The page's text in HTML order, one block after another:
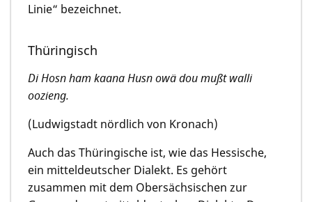
Linie“ bezeichnet.
Thüringisch
Di Hosn ham kaana Husn owä dou mußt walli
oozieng.
(Ludwigstadt nördlich von Kronach)
Auch das Thüringische ist, wie das Hessische,
ein mitteldeutscher Dialekt. Es gehört
zusammen mit dem Obersächsischen zur